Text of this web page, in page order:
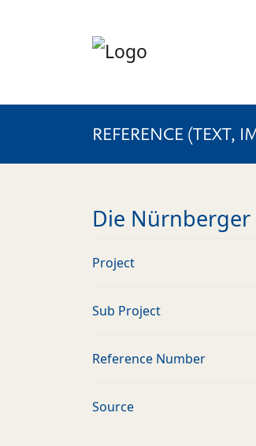
REFERENCE (TEXT,
Die Nürnberger
Project
Sub Project
Reference Number
Source